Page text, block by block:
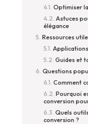
Optimiser
Astuces
élégance
Ressources
Guides et
Questions
Comment
Pourquoi
conversion
Quels
conversion ?